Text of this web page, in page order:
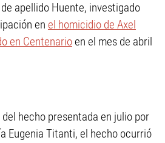
apellido Huente, investigado
en el homicidio de Axel
en Centenarioen el mes de abril
hecho presentada en julio por
Eugenia Titanti, el hecho ocurrió